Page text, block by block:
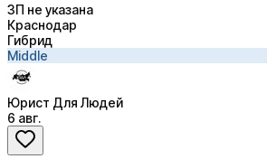
ЗП не указана
Краснодар
Гибрид
Middle
Юрист Для Людей
6 авг.